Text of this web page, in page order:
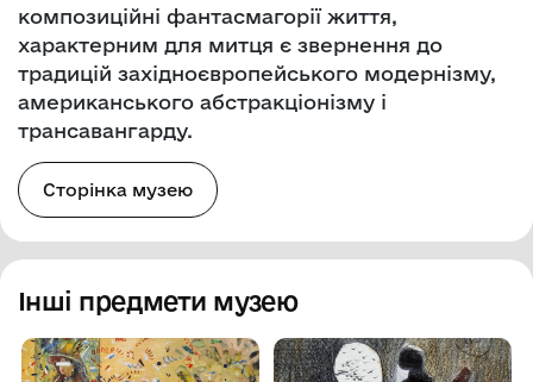
композиційні фантасмагорії життя,
характерним для митця є звернення до
традицій західноєвропейського модернізму,
американського абстракціонізму і
трансавангарду.
Сторінка музею
Інші предмети музею